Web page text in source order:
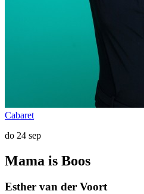
Cabaret
do 24 sep
Mama is Boos
Esther van der Voort